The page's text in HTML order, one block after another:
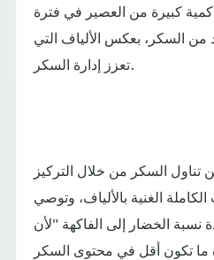
كبيرة من العصير في فترة
من السكر، بعكس الألياف التي
تعزز إدارة السكر.
تناول السكر من خلال التركيز
الغنية بالألياف، وتوصي
نسبة الخضار إلى الفاكهة "لأن